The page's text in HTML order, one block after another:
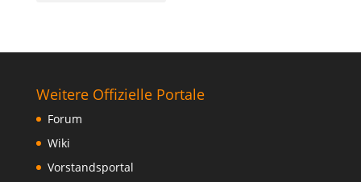
Weitere Offizielle Portale
Forum
Wiki
Vorstandsportal